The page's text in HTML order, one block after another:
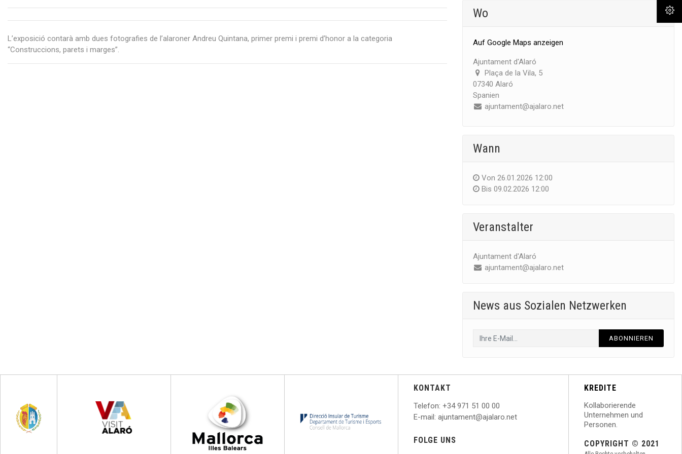
L’exposició contarà amb dues fotografies de l’alaroner Andreu Quintana, primer premi i premi d’honor a la categoria
“Construccions, parets i marges”.
Wo
Auf Google Maps anzeigen
Ajuntament d'Alaró
Plaça de la Vila, 5
07340 Alaró
Spanien
ajuntament@ajalaro.net
Wann
Von 26.01.2026 12:00
Bis 09.02.2026 12:00
Veranstalter
Ajuntament d'Alaró
ajuntament@ajalaro.net
News aus Sozialen Netzwerken
ABONNIEREN
KONTAKT
Telefon: +34 971 51 00 00
E-mail: ajuntament@ajalaro.net
FOLGE UNS
KREDITE
Kollaborierende
Unternehmen und
Personen.
COPYRIGHT © 2021